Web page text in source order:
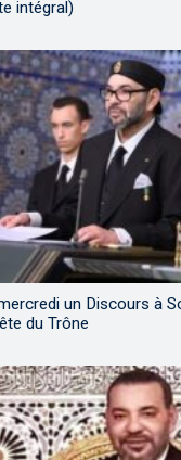
intégral)
un Discours à
du Trône